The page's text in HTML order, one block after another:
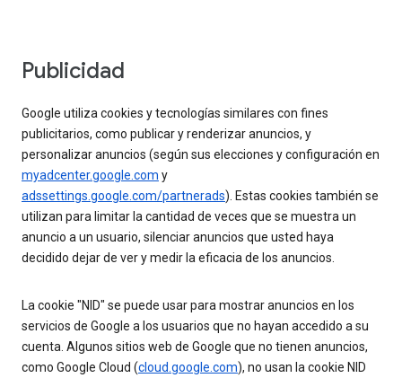
Publicidad
Google utiliza cookies y tecnologías similares con fines
publicitarios, como publicar y renderizar anuncios, y
personalizar anuncios (según sus elecciones y configuración en
myadcenter.google.com y
adssettings.google.com/partnerads). Estas cookies también se
utilizan para limitar la cantidad de veces que se muestra un
anuncio a un usuario, silenciar anuncios que usted haya
decidido dejar de ver y medir la eficacia de los anuncios.
La cookie "NID" se puede usar para mostrar anuncios en los
servicios de Google a los usuarios que no hayan accedido a su
cuenta. Algunos sitios web de Google que no tienen anuncios,
como Google Cloud (cloud.google.com), no usan la cookie NID